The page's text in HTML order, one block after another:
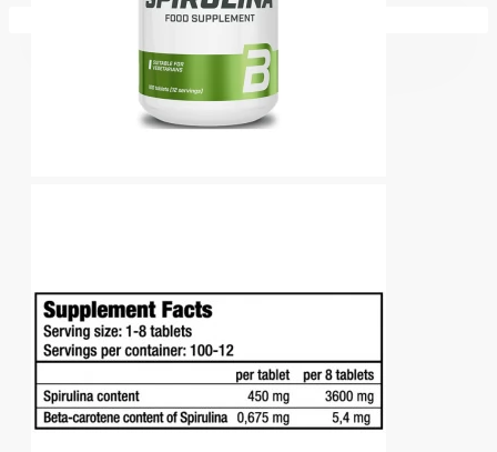
Вашата количка е празна!